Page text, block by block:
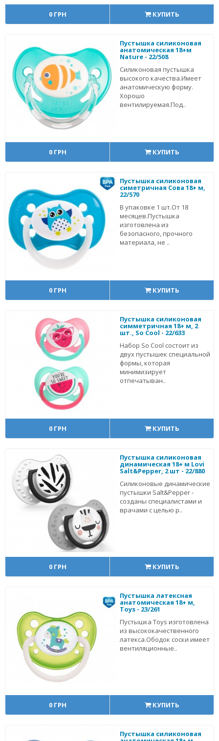
0 ГРН КУПИТЬ
Пустышка силиконовая
анатомическая 18+м
Nature - 22/508
Силиконовая пустышка
высокого качества.Имеет
анатомическую форму.
Хорошо
вентилируемая.Под..
0 ГРН КУПИТЬ
Пустышка силиконовая
симетричная Сова 18+ м,
22/570
В упаковке 1 шт.От 18
месяцев.Пустышка
изготовлена из
безопасного, прочного
материала, не ..
0 ГРН КУПИТЬ
Пустышка силиконовая
симметричная 18+ м, 2
шт., So Cool - 22/633
Набор So Cool состоит из
двух пустышек специальной
формы, которая
минимизирует
отпечатыван..
0 ГРН КУПИТЬ
Пустышка силиконовая
динамическая 18+ м Lovi
Salt&Pepper, 2 шт - 22/880
Силиконовые динамические
пустышки Salt&Pepper -
созданы специалистами и
врачами с целью р..
0 ГРН КУПИТЬ
Пустышка латексная
анатомическая 18+ м,
Toys - 23/261
Пустышка Toys изготовлена
из высококачественного
латекса.Ободок соски имеет
вентиляционные..
0 ГРН КУПИТЬ
Пустышка силиконовая